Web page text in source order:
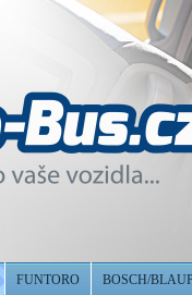
FUNTORO BOSCH/